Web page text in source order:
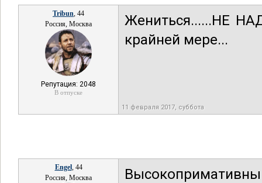
Tribun, 44
Россия, Москва
Репутация: 2048
В отпуске
Жениться......НЕ
крайней мере...
11 февраля 2017, суббота
Engel, 44
Россия, Москва